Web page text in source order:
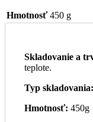
Hmotnosť 450 g
Skladovanie a
teplote.
Typ skladovania:
Hmotnosť: 450g